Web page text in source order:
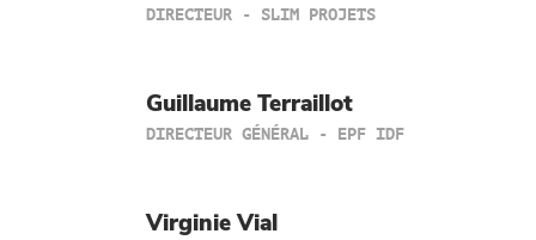
DIRECTEUR - SLIM PROJETS
Guillaume Terraillot
DIRECTEUR GÉNÉRAL - EPF IDF
Virginie Vial